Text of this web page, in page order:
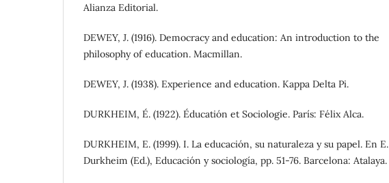
Alianza Editorial.
DEWEY, J. (1916). Democracy and education: An introduction to the
philosophy of education. Macmillan.
DEWEY, J. (1938). Experience and education. Kappa Delta Pi.
DURKHEIM, É. (1922). Éducatión et Sociologie. París: Félix Alca.
DURKHEIM, E. (1999). I. La educación, su naturaleza y su papel. En E.
Durkheim (Ed.), Educación y sociología, pp. 51-76. Barcelona: Atalaya.